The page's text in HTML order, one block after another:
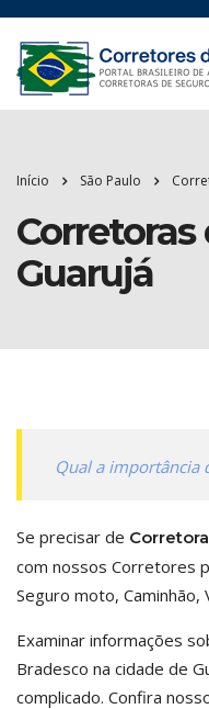
Início São Paulo
Corretoras
Guarujá
Qual a importância
Se precisar de
com nossos Corretores
Seguro moto, Caminhão,
Examinar informações
Bradesco na cidade de
complicado. Confira